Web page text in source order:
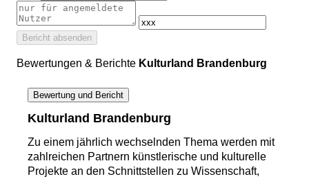
Bericht absenden
Bewertungen & Berichte Kulturland Brandenburg
Bewertung und Bericht
Kulturland Brandenburg
Zu einem jährlich wechselnden Thema werden mit
zahlreichen Partnern künstlerische und kulturelle
Projekte an den Schnittstellen zu Wissenschaft,